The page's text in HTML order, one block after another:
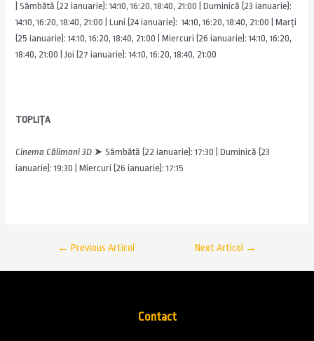
| Sâmbătă (22 ianuarie): 14:10, 16:20, 18:40, 21:00 | Duminică (23 ianuarie):
14:10, 16:20, 18:40, 21:00 | Luni (24 ianuarie): 14:10, 16:20, 18:40, 21:00 | Marți
(25 ianuarie): 14:10, 16:20, 18:40, 21:00 | Miercuri (26 ianuarie): 14:10, 16:20,
18:40, 21:00 | Joi (27 ianuarie): 14:10, 16:20, 18:40, 21:00
TOPLIȚA
Cinema Călimani 3D ➤ Sâmbătă (22 ianuarie): 17:30 | Duminică (23
ianuarie): 19:30 | Miercuri (26 ianuarie): 17:15
← Previous Articol Next Articol →
Contact